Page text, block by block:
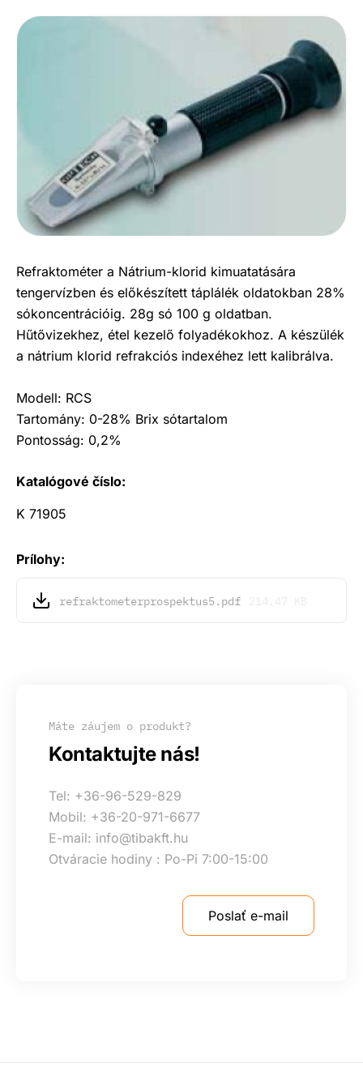
Refraktométer a Nátrium-klorid kimuatatására
tengervízben és előkészített táplálék oldatokban 28%
sókoncentrációig. 28g só 100 g oldatban.
Hűtővizekhez, étel kezelő folyadékokhoz. A készülék
a nátrium klorid refrakciós indexéhez lett kalibrálva.
Modell: RCS
Tartomány: 0-28% Brix sótartalom
Pontosság: 0,2%
Katalógové číslo:
K 71905
Prílohy:
refraktometerprospektus5.pdf
Máte záujem o produkt?
Kontaktujte nás!
Tel: +36-96-529-829
Mobil: +36-20-971-6677
E-mail: info@tibakft.hu
Otváracie hodiny : Po-Pi 7:00-15:00
Poslať e-mail